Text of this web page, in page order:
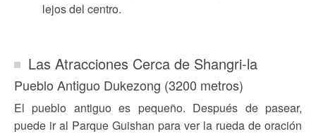
lejos del centro.
Las Atracciones Cerca de Shangri-la
Pueblo Antiguo Dukezong (3200 metros)
El pueblo antiguo es pequeño. Después de pasear,
puede ir al Parque Guishan para ver la rueda de oración